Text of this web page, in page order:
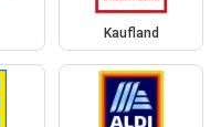
Kaufland